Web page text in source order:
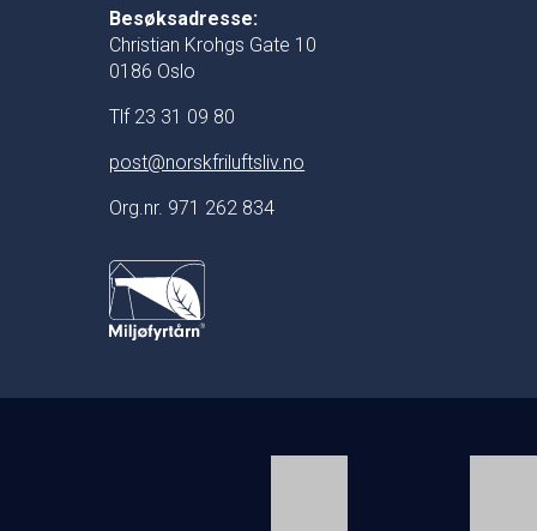
Besøksadresse:
Christian Krohgs Gate 10
0186 Oslo
Tlf 23 31 09 80
post@norskfriluftsliv.no
Org.nr. 971 262 834